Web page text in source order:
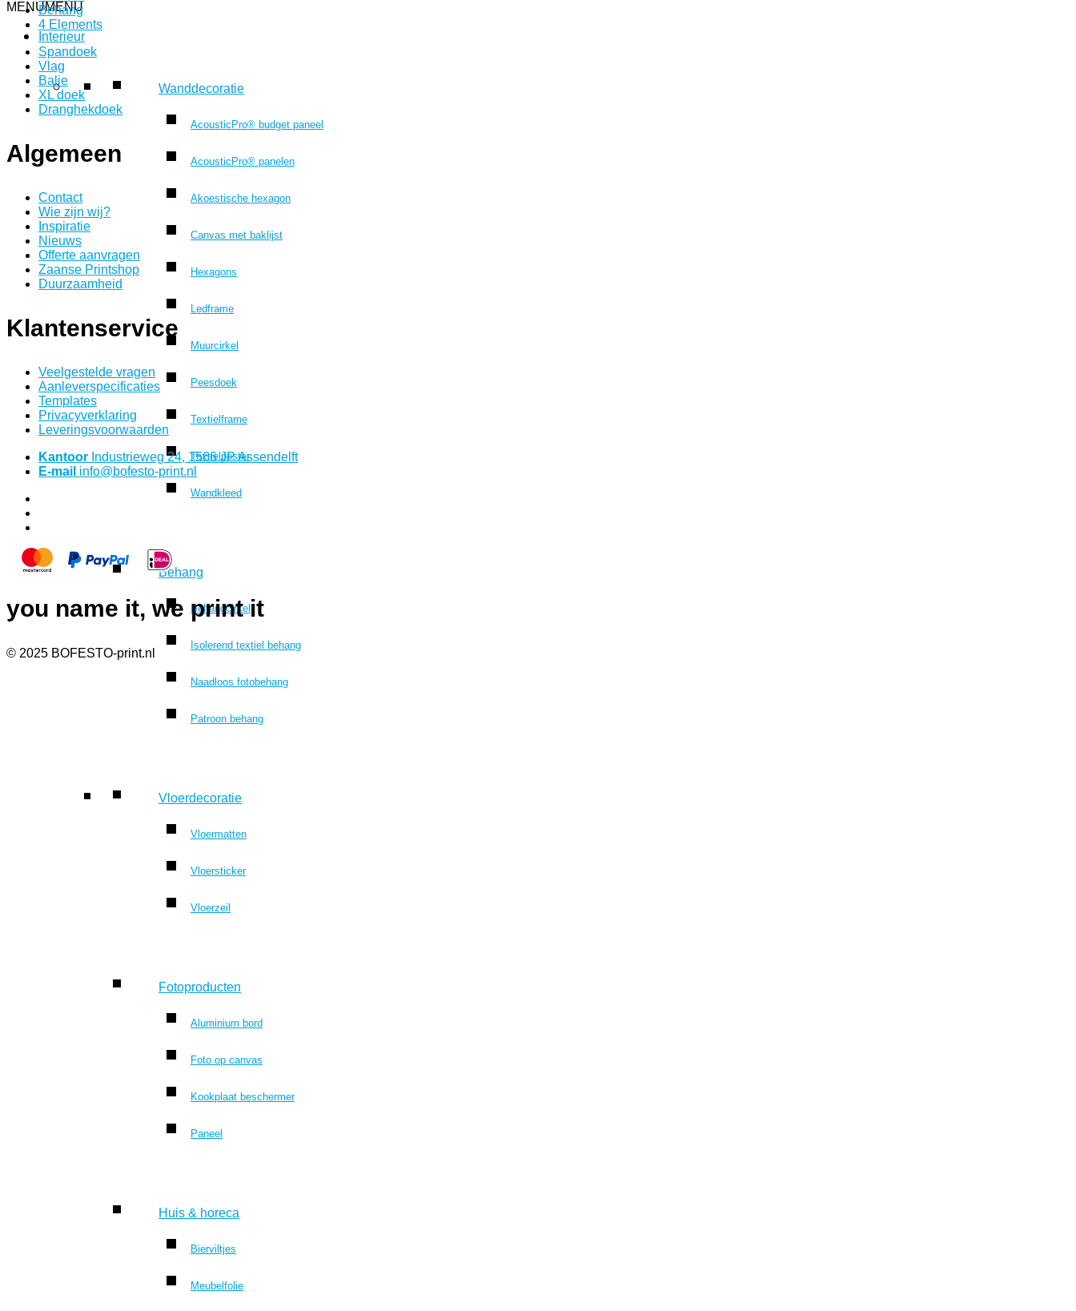
MENUMENU
Interieur
Wanddecoratie
AcousticPro® budget paneel
AcousticPro® panelen
Akoestische hexagon
Canvas met baklijst
Hexagons
Ledframe
Muurcirkel
Peesdoek
Textielframe
Textielposter
Wandkleed
Behang
Behangcirkel
Isolerend textiel behang
Naadloos fotobehang
Patroon behang
Vloerdecoratie
Vloermatten
Vloersticker
Vloerzeil
Fotoproducten
Aluminium bord
Foto op canvas
Kookplaat beschermer
Paneel
Huis & horeca
Bierviltjes
Meubelfolie
Behang
4 Elements
Spandoek
Vlag
Balie
XL doek
Dranghekdoek
Algemeen
Contact
Wie zijn wij?
Inspiratie
Nieuws
Offerte aanvragen
Zaanse Printshop
Duurzaamheid
Klantenservice
Veelgestelde vragen
Aanleverspecificaties
Templates
Privacyverklaring
Leveringsvoorwaarden
Kantoor Industrieweg 24, 1566 JP Assendelft
E-mail info@bofesto-print.nl
you name it, we print it
© 2025 BOFESTO-print.nl